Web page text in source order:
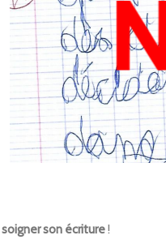
soigner son écriture!